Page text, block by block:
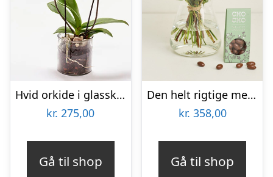
Hvid orkide i glasskjuler – Send blomster med Bloomit
kr. 275,00
Gå til shop
Den helt rigtige med flødechokolade mandler
kr. 358,00
Gå til shop